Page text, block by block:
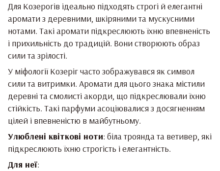
Для Козерогів ідеально підходять строгі й елегантні
аромати з деревними, шкіряними та мускусними
нотами. Такі аромати підкреслюють їхню впевненість
і прихильність до традицій. Вони створюють образ
сили та зрілості.
У міфології Козеріг часто зображувався як символ
сили та витримки. Аромати для цього знака містили
деревні та смолисті акорди, що підкреслювали їхню
стійкість. Такі парфуми асоціювалися з досягненням
цілей і впевненістю в майбутньому.
Улюблені квіткові ноти: біла троянда та ветивер, які
підкреслюють їхню строгість і елегантність.
Для неї: